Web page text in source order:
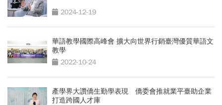
2024-12-19
華語教學國際高峰會 擴大向世界行銷臺灣優質華語文
教學
2022-10-24
產學界大讚僑生勤學表現 僑委會推就業平臺助企業
打造跨國人才庫